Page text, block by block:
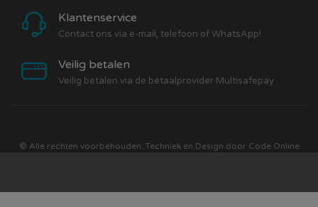
Klantenservice
Contact ons via e-mail, telefoon of WhatsApp!
Veilig betalen
Veilig betalen via de betaalprovider Multisafepay
© Alle rechten voorbehouden. Techniek en Design door Code Online